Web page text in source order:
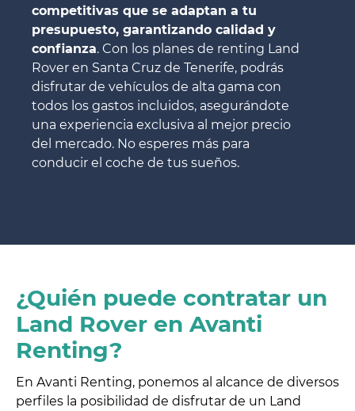
competitivas que se adaptan a tu
presupuesto, garantizando calidad y
confianza. Con los planes de renting Land
Rover en Santa Cruz de Tenerife, podrás
disfrutar de vehículos de alta gama con
todos los gastos incluidos, asegurándote
una experiencia exclusiva al mejor precio
del mercado. No esperes más para
conducir el coche de tus sueños.
¿Quién puede contratar un
Land Rover en Avanti
Renting?
En Avanti Renting, ponemos al alcance de diversos
perfiles la posibilidad de disfrutar de un Land